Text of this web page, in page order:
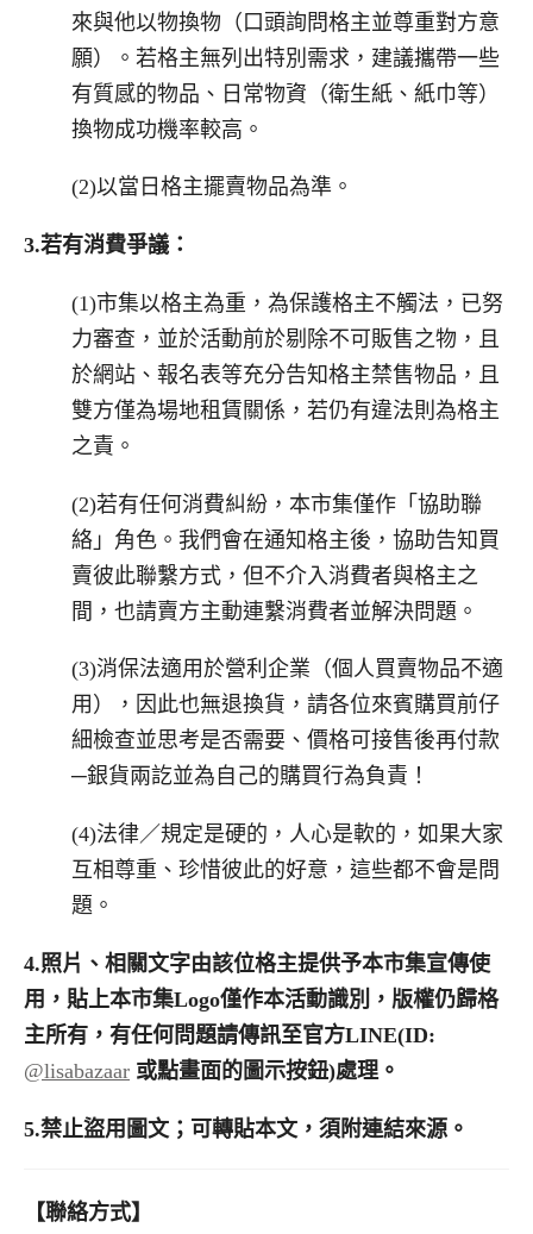
來與他以物換物（口頭詢問格主並尊重對方意
願）。若格主無列出特別需求，建議攜帶一些
有質感的物品、日常物資（衛生紙、紙巾等）
換物成功機率較高。
(2)以當日格主擺賣物品為準。
3.若有消費爭議：
(1)市集以格主為重，為保護格主不觸法，已努
力審查，並於活動前於剔除不可販售之物，且
於網站、報名表等充分告知格主禁售物品，且
雙方僅為場地租賃關係，若仍有違法則為格主
之責。
(2)若有任何消費糾紛，本市集僅作「協助聯
絡」角色。我們會在通知格主後，協助告知買
賣彼此聯繫方式，但不介入消費者與格主之
間，也請賣方主動連繫消費者並解決問題。
(3)消保法適用於營利企業（個人買賣物品不適
用），因此也無退換貨，請各位來賓購買前仔
細檢查並思考是否需要、價格可接售後再付款
─銀貨兩訖並為自己的購買行為負責！
(4)法律／規定是硬的，人心是軟的，如果大家
互相尊重、珍惜彼此的好意，這些都不會是問
題。
4.照片、相關文字由該位格主提供予本市集宣傳使
用，貼上本市集Logo僅作本活動識別，版權仍歸格
主所有，有任何問題請傳訊至官方LINE(ID:
@lisabazaar 或點畫面的圖示按鈕)處理。
5.禁止盜用圖文；可轉貼本文，須附連結來源。
【聯絡方式】